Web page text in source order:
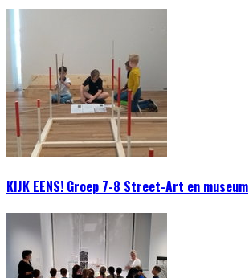
KIJK EENS! Groep 7-8 Street-Art en museum